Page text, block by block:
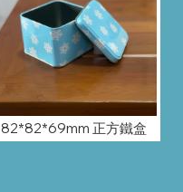
82*82*69mm 正方鐵盒